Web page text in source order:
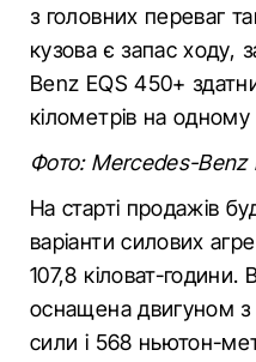
з головних переваг
кузова є запас ходу,
Benz EQS 450+
кілометрів на одному
Фото: Mercedes-Benz
На старті продажів
варіанти силових
107,8 кіловат-години.
оснащена двигуном з
сили і 568 ньютон-